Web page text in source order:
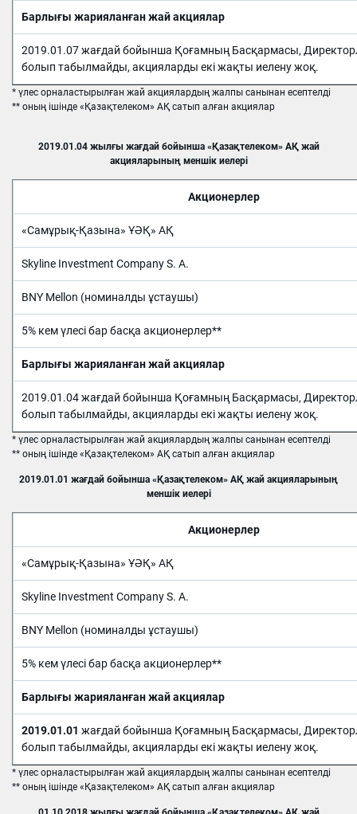
Барлығы жарияланған жай акциялар
2019.01.07 жағдай бойынша Қоғамның Басқармасы,
болып табылмайды, акцияларды екі жақты иелену жоқ.
* үлес орналастырылған жай акциялардың жалпы санынан есептелді
** оның ішінде «Қазақтелеком» АҚ сатып алған акциялар
2019.01.04 жылғы жағдай бойынша «Қазақтелеком» АҚ жай
акцияларының меншік иелері
Акционерлер
«Самұрық-Қазына» ҰӘҚ» АҚ
Skyline Investment Company S. A.
BNY Mellon (номиналды ұстаушы)
5% кем үлесі бар басқа акционерлер**
Барлығы жарияланған жай акциялар
2019.01.04 жағдай бойынша Қоғамның Басқармасы,
болып табылмайды, акцияларды екі жақты иелену жоқ.
* үлес орналастырылған жай акциялардың жалпы санынан есептелді
** оның ішінде «Қазақтелеком» АҚ сатып алған акциялар
2019.01.01 жағдай бойынша «Қазақтелеком» АҚ жай акцияларының
меншік иелері
Акционерлер
«Самұрық-Қазына» ҰӘҚ» АҚ
Skyline Investment Company S. A.
BNY Mellon (номиналды ұстаушы)
5% кем үлесі бар басқа акционерлер**
Барлығы жарияланған жай акциялар
2019.01.01 жағдай бойынша Қоғамның Басқармасы,
болып табылмайды, акцияларды екі жақты иелену жоқ.
* үлес орналастырылған жай акциялардың жалпы санынан есептелді
** оның ішінде «Қазақтелеком» АҚ сатып алған акциялар